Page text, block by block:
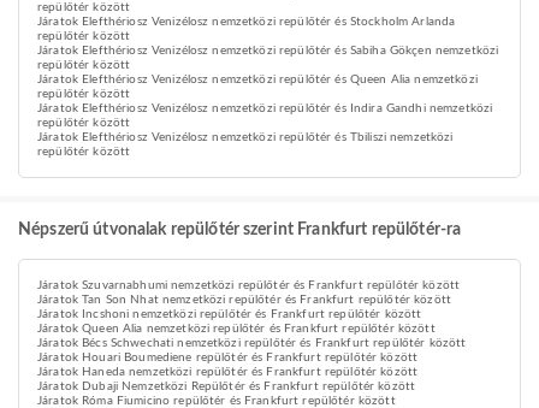
repülőtér között
Járatok Elefthériosz Venizélosz nemzetközi repülőtér és Stockholm Arlanda
repülőtér között
Járatok Elefthériosz Venizélosz nemzetközi repülőtér és Sabiha Gökçen nemzetközi
repülőtér között
Járatok Elefthériosz Venizélosz nemzetközi repülőtér és Queen Alia nemzetközi
repülőtér között
Járatok Elefthériosz Venizélosz nemzetközi repülőtér és Indira Gandhi nemzetközi
repülőtér között
Járatok Elefthériosz Venizélosz nemzetközi repülőtér és Tbiliszi nemzetközi
repülőtér között
Népszerű útvonalak repülőtér szerint Frankfurt repülőtér-ra
Járatok Szuvarnabhumi nemzetközi repülőtér és Frankfurt repülőtér között
Járatok Tan Son Nhat nemzetközi repülőtér és Frankfurt repülőtér között
Járatok Incshoni nemzetközi repülőtér és Frankfurt repülőtér között
Járatok Queen Alia nemzetközi repülőtér és Frankfurt repülőtér között
Járatok Bécs Schwechati nemzetközi repülőtér és Frankfurt repülőtér között
Járatok Houari Boumediene repülőtér és Frankfurt repülőtér között
Járatok Haneda nemzetközi repülőtér és Frankfurt repülőtér között
Járatok Dubaji Nemzetközi Repülőtér és Frankfurt repülőtér között
Járatok Róma Fiumicino repülőtér és Frankfurt repülőtér között